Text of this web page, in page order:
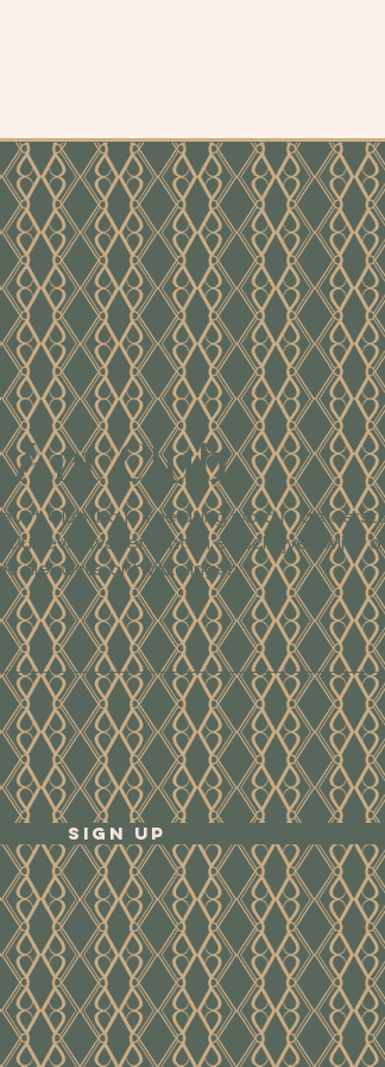
Art Club
Art Club. Na je toelating word je als
evenementen en schrijven wij je
nieuwste ontwikkelingen.
Sign Up